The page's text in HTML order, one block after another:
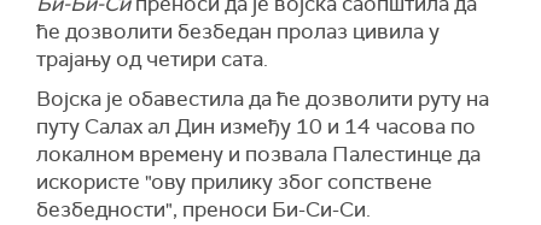
ће дозволити безбедан пролаз цивила у
трајању од четири сата.
Војска је обавестила да ће дозволити руту на
путу Салах ал Дин између 10 и 14 часова по
локалном времену и позвала Палестинце да
искористе "ову прилику због сопствене
безбедности", преноси Би-Си-Си.